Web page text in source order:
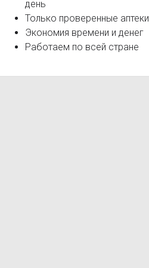
астма
день
Только проверенные аптеки
Экономия времени и денег
Работаем по всей стране